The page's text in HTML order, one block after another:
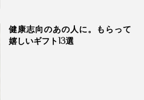
健康志向のあの人に。もらって
嬉しいギフト13選